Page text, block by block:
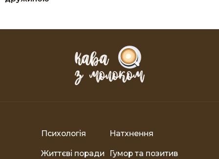
Психологія Натхнення
Життєві поради Гумор та позитив